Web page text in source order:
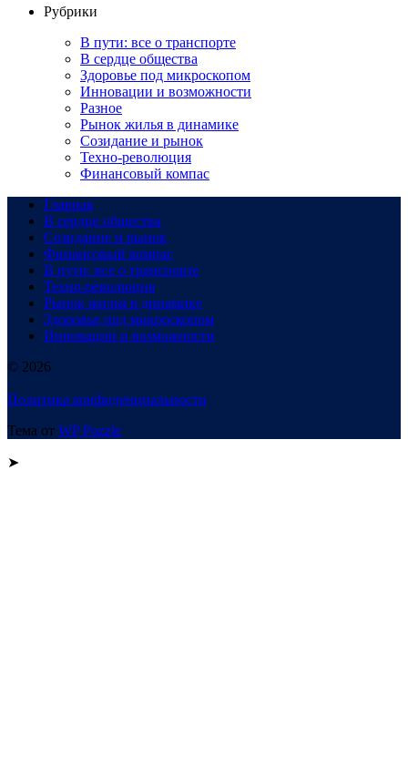
Рубрики
В пути: все о транспорте
В сердце общества
Здоровье под микроскопом
Инновации и возможности
Разное
Рынок жилья в динамике
Созидание и рынок
Техно-революция
Финансовый компас
Главная
В сердце общества
Созидание и рынок
Финансовый компас
В пути: все о транспорте
Техно-революция
Рынок жилья в динамике
Здоровье под микроскопом
Инновации и возможности
© 2026
Политика конфиденциальности
Тема от WP Puzzle
➤